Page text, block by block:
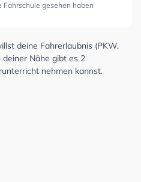
Fahrschule gesehen haben
deine Fahrerlaubnis (PKW,
deiner Nähe gibt es 2
nehmen kannst.